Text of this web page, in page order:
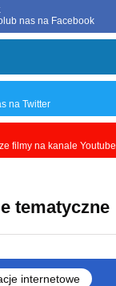
nas na Facebook
na Twitter
filmy na kanale Youtube
tematyczne
internetowe